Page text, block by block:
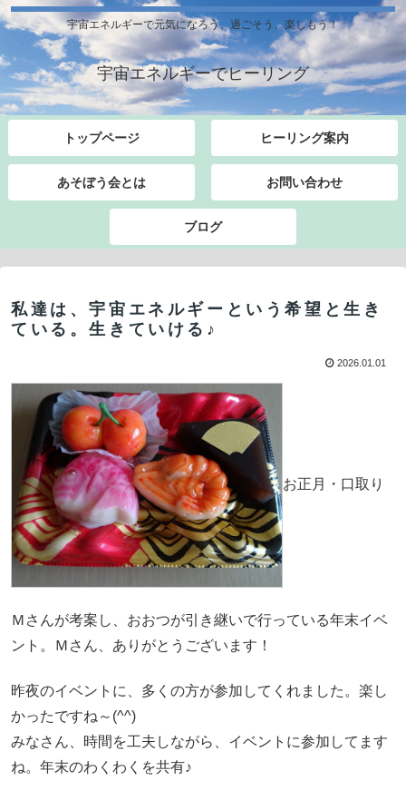
宇宙エネルギーで元気になろう、過ごそう、楽しもう！
宇宙エネルギーでヒーリング
トップページ ヒーリング案内
あそぼう会とは お問い合わせ
ブログ
私達は、宇宙エネルギーという希望と生き
ている。生きていける♪
2026.01.01
お正月・口取り
Ｍさんが考案し、おおつが引き継いで行っている年末イベ
ント。Ｍさん、ありがとうございます！
昨夜のイベントに、多くの方が参加してくれました。楽し
かったですね～(^^)
みなさん、時間を工夫しながら、イベントに参加してます
ね。年末のわくわくを共有♪